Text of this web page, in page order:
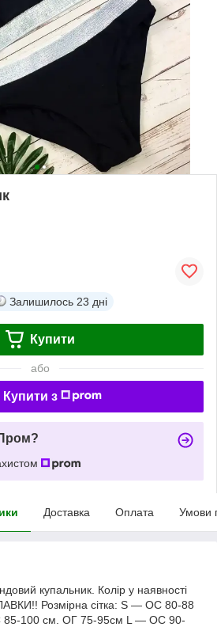
Залишилось 23 дні
Купити
або
Купити з
Доставка Оплата Умови
купальник. Колір у наявності
Розмірна сітка: S — ОС 80-88
100 см. ОГ 75-95см L — ОС 90-